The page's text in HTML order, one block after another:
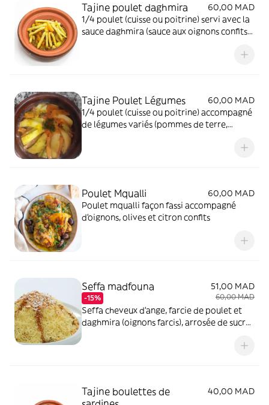
Tajine poulet daghmira
60,00 MAD
1/4 poulet (cuisse ou poitrine) servi avec la
sauce daghmira (sauce aux oignons confits)
Tajine Poulet Légumes
60,00 MAD
1/4 poulet (cuisse ou poitrine) accompagné
de légumes variés (pommes de terre,
Poulet Mqualli
60,00 MAD
Poulet mqualli façon fassi accompagné
d'oignons, olives et citron confits
Seffa madfouna
-15%
51,00 MAD
60,00 MAD
Seffa cheveux d'ange, farcie de poulet et
daghmira (oignons farcis), arrosée de sucre
Tajine boulettes de
40,00 MAD